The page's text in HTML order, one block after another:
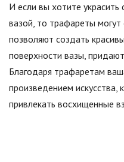
И если вы хотите
вазой, то трафареты
позволяют создать
поверхности вазы,
Благодаря трафаретам
произведением искусства,
привлекать восхищенные